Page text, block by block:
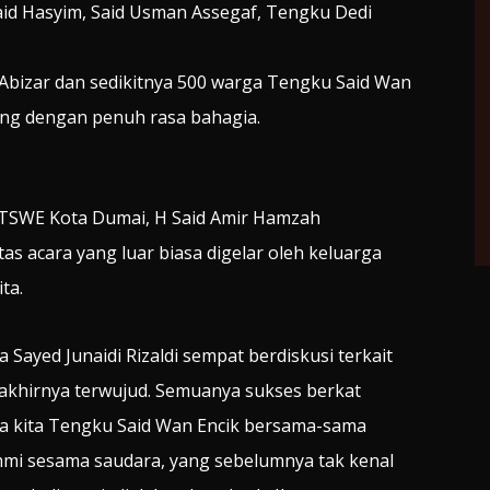
Hasyim, Said Usman Assegaf, Tengku Dedi
dan sedikitnya 500 warga Tengku Said Wan
dengan penuh rasa bahagia.
Kota Dumai, H Said Amir Hamzah
acara yang luar biasa digelar oleh keluarga
Junaidi Rizaldi sempat berdiskusi terkait
terwujud. Semuanya sukses berkat
Tengku Said Wan Encik bersama-sama
sesama saudara, yang sebelumnya tak kenal